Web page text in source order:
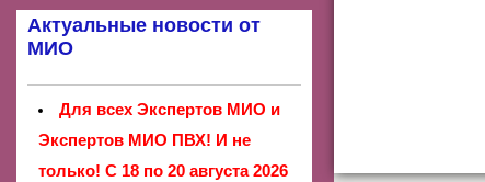
Актуальные новости от
МИО
Для всех Экспертов МИО и
Экспертов МИО ПВХ! И не
только! С 18 по 20 августа 2026